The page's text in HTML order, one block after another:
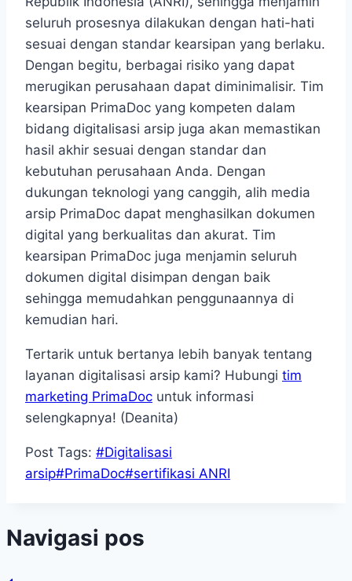
seluruh prosesnya dilakukan dengan hati-hati
sesuai dengan standar kearsipan yang berlaku.
Dengan begitu, berbagai risiko yang dapat
merugikan perusahaan dapat diminimalisir. Tim
kearsipan PrimaDoc yang kompeten dalam
bidang digitalisasi arsip juga akan memastikan
hasil akhir sesuai dengan standar dan
kebutuhan perusahaan Anda. Dengan
dukungan teknologi yang canggih, alih media
arsip PrimaDoc dapat menghasilkan dokumen
digital yang berkualitas dan akurat. Tim
kearsipan PrimaDoc juga menjamin seluruh
dokumen digital disimpan dengan baik
sehingga memudahkan penggunaannya di
kemudian hari.
Tertarik untuk bertanya lebih banyak tentang
layanan digitalisasi arsip kami? Hubungi tim
marketing PrimaDoc untuk informasi
selengkapnya! (Deanita)
Post Tags: #Digitalisasi
arsip#PrimaDoc#sertifikasi ANRI
Navigasi pos